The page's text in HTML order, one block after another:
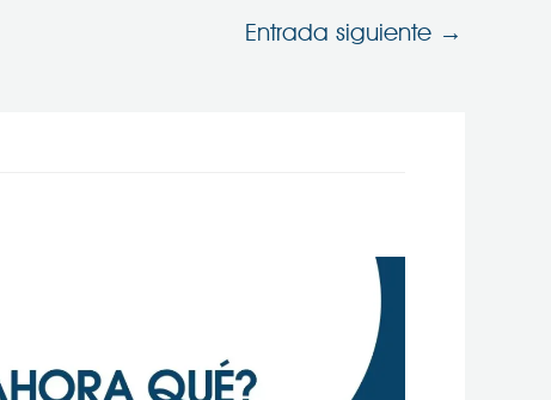
Entrada siguiente →